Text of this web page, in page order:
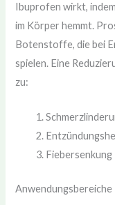
Ibuprofen wirkt,
im Körper hemmt.
Botenstoffe, die bei
spielen. Eine
zu:
Fiebersenkung
Anwendungsbereiche